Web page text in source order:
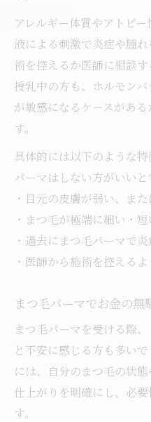
アレルギー体質やアトピ
液による刺激で炎症や腫
術を控えるか医師に相談
授乳中の方も、ホルモン
が敏感になるケースがあ
す。
具体的には以下のような
パーマはしない方がいいと
・目元の皮膚が弱い、ま
・まつ毛が極端に細い・短
・過去にまつ毛パーマで
・医師から施術を控える
まつ毛パーマでお金の
まつ毛パーマを受ける際
と不安に感じる方も多い
には、自分のまつ毛の状
仕上がりを明確にし、必
す。